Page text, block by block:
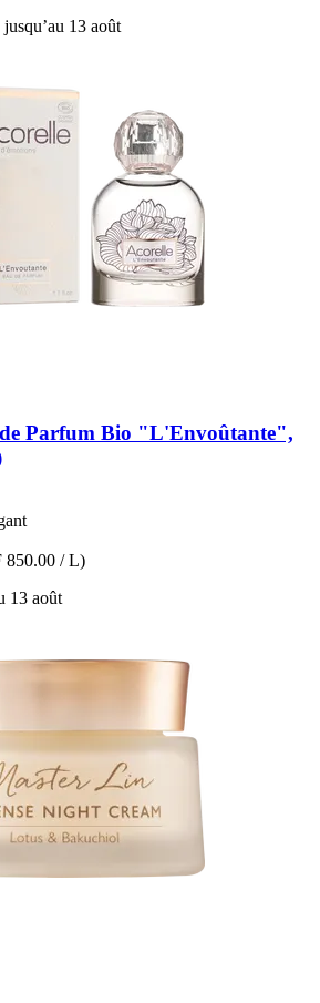
13 août
Parfum Bio "L'Envoûtante",
850.00 / L)
13 août